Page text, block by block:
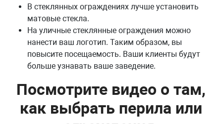
В стеклянных ограждениях лучше установить
матовые стекла.
На уличные стеклянные ограждения можно
нанести ваш логотип. Таким образом, вы
повысите посещаемость. Ваши клиенты будут
больше узнавать ваше заведение.
Посмотрите видео о там,
как выбрать перила или